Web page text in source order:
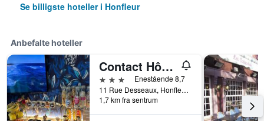
Se billigste hoteller i Honfleur
Anbefalte hoteller
Contact Hôtel - Hôtel Les Bleuets & Spa
3 stjernerEnestående 8,7
11 Rue Desseaux, Honfleur, Normandie, Frankrike
1,7 km fra sentrum